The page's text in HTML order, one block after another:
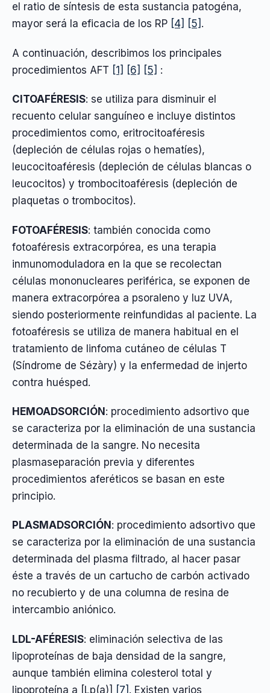
el ratio de síntesis de esta sustancia patogéna,
mayor será la eficacia de los RP [4] [5] .
A continuación, describimos los principales
procedimientos AFT [1] [6] [5] :
CITOAFÉRESIS: se utiliza para disminuir el
recuento celular sanguíneo e incluye distintos
procedimientos como, eritrocitoaféresis
(depleción de células rojas o hematíes),
leucocitoaféresis (depleción de células blancas o
leucocitos) y trombocitoaféresis (depleción de
plaquetas o trombocitos).
FOTOAFÉRESIS: también conocida como
fotoaféresis extracorpórea, es una terapia
inmunomoduladora en la que se recolectan
células mononucleares periférica, se exponen de
manera extracorpórea a psoraleno y luz UVA,
siendo posteriormente reinfundidas al paciente. La
fotoaféresis se utiliza de manera habitual en el
tratamiento de linfoma cutáneo de células T
(Síndrome de Sézàry) y la enfermedad de injerto
contra huésped.
HEMOADSORCIÓN: procedimiento adsortivo que
se caracteriza por la eliminación de una sustancia
determinada de la sangre. No necesita
plasmaseparación previa y diferentes
procedimientos aferéticos se basan en este
principio.
PLASMADSORCIÓN : procedimiento adsortivo que
se caracteriza por la eliminación de una sustancia
determinada del plasma filtrado, al hacer pasar
éste a través de un cartucho de carbón activado
no recubierto y de una columna de resina de
intercambio aniónico.
LDL-AFÉRESIS: eliminación selectiva de las
lipoproteínas de baja densidad de la sangre,
aunque también elimina colesterol total y
lipoproteína a [Lp(a)] [7] . Existen varios